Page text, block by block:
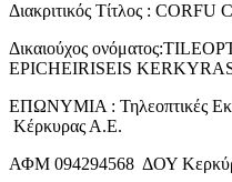
Διακριτικός Τίτλος :
Δικαιούχος
EPICHEIRISEIS
ΕΠΩΝΥΜΙΑ : Τηλεοπτικές
Κέρκυρας Α.Ε.
ΑΦΜ 094294568 ΔΟΥ